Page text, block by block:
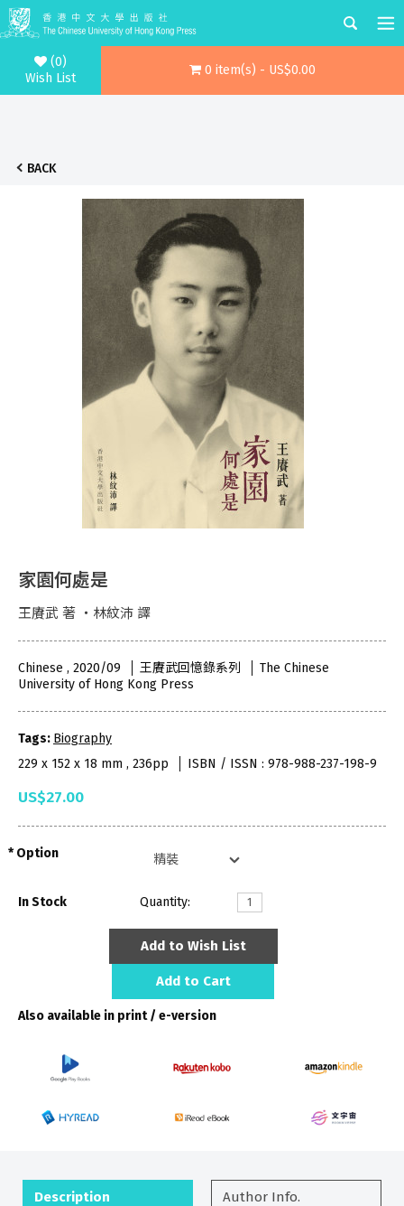
(0)
Wish List
0 item(s) - US$0.00
BACK
家園何處是
王賡武 著 ・林紋沛 譯
Chinese , 2020/09 王賡武回憶錄系列
The Chinese
University of Hong Kong Press
Tags: Biography
229 x 152 x 18 mm , 236pp
ISBN / ISSN : 978-988-237-198-9
US$27.00
Option
In Stock Quantity:
Add to Wish List
Add to Cart
Also available in print / e-version
Description Author Info.